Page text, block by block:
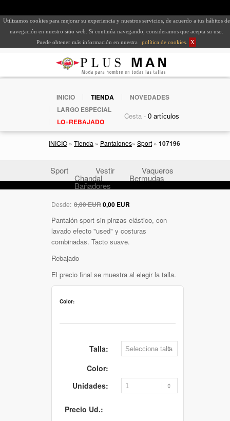
Utilizamos cookies para mejorar su experiencia y nuestros servicios, de acuerdo a tus hábitos de
navegación en nuestro sitio web. Si continúa navegando, consideramos que acepta su uso.
Puede obtener más información en nuestra
política de cookies X
INICIO TIENDA
NOVEDADES
LARGO ESPECIAL
LO+REBAJADO
Cesta -
INICIO » Tienda » Pantalones» Sport » 107196
Sport Vestir Vaqueros
Chandal Bermudas
Bañadores
Desde: 0,00 EUR0,00 EUR
Pantalón sport sin pinzas elástico, con
lavado efecto "used" y costuras
combinadas. Tacto suave.
Rebajado
El precio final se muestra al elegir la talla.
Color:
Talla:
Color:
Unidades:
Precio Ud.: